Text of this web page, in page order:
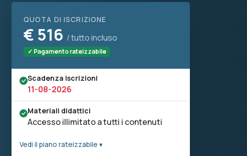
QUOTA DI ISCRIZIONE
€ 516 / tutto incluso
✓ Pagamento rateizzabile
Scadenza iscrizioni
11-08-2026
Materiali didattici
Accesso illimitato a tutti i contenuti
Vedi il piano rateizzabile ▾